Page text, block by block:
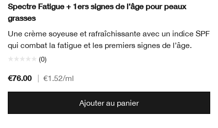
Spectre Fatigue + 1ers signes de l’âge pour peaux
grasses
Une crème soyeuse et rafraîchissante avec un indice SPF
qui combat la fatigue et les premiers signes de l’âge.
(0)
€76.00 €1.52/ml
Ajouter au panier